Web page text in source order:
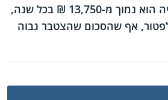
שהופרש לפנסיה הוא נמוך מ-13,750 ₪ בכל שנה,
אף שהסכום שהצטבר גבוה